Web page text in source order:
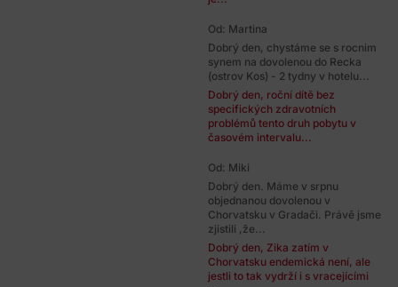
Od: Martina
Dobrý den, chystáme se s rocnim
synem na dovolenou do Recka
(ostrov Kos) - 2 tydny v hotelu...
Dobrý den, roční dítě bez
specifických zdravotních
problémů tento druh pobytu v
časovém intervalu...
Od: Miki
Dobrý den. Máme v srpnu
objednanou dovolenou v
Chorvatsku v Gradači. Právě jsme
zjistili ,že...
Dobrý den, Zika zatím v
Chorvatsku endemická není, ale
jestli to tak vydrží i s vracejícími